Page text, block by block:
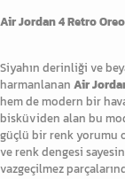
Air Jordan 4 Retro Oreo
Siyahın derinliği ve
harmanlanan Air
hem de modern bir
bisküviden alan bu
güçlü bir renk yorumu
ve renk dengesi
vazgeçilmez